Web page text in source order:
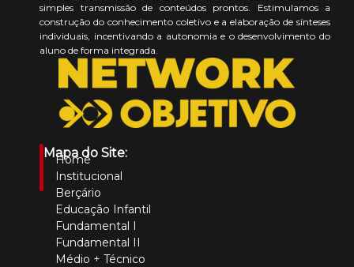
simples transmissão de conteúdos prontos. Estimulamos a
construção do conhecimento coletivo e a elaboração de sínteses
individuais, incentivando a autonomia e o desenvolvimento do
aluno de forma integrada.
Mapa do Site:
Home
Institucional
Berçário
Educação Infantil
Fundamental I
Fundamental II
Médio + Técnico